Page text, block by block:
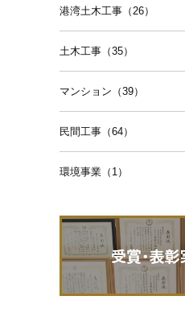
港湾土木工事（26）
土木工事（35）
マンション（39）
民間工事（64）
環境事業（1）